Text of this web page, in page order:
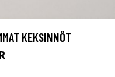
KEKSINNÖT